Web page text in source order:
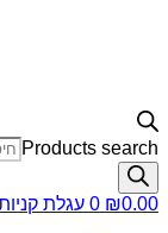
Products search
₪0.00
0 עגלת